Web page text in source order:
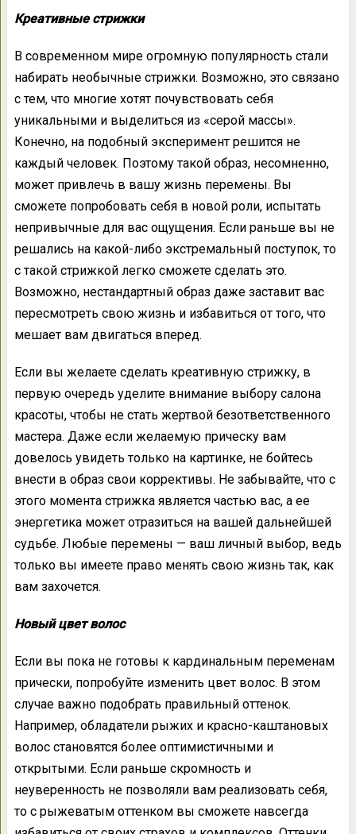
Креативные стрижки
В современном мире огромную популярность стали
набирать необычные стрижки. Возможно, это связано
с тем, что многие хотят почувствовать себя
уникальными и выделиться из «серой массы».
Конечно, на подобный эксперимент решится не
каждый человек. Поэтому такой образ, несомненно,
может привлечь в вашу жизнь перемены. Вы
сможете попробовать себя в новой роли, испытать
непривычные для вас ощущения. Если раньше вы не
решались на какой-либо экстремальный поступок, то
с такой стрижкой легко сможете сделать это.
Возможно, нестандартный образ даже заставит вас
пересмотреть свою жизнь и избавиться от того, что
мешает вам двигаться вперед.
Если вы желаете сделать креативную стрижку, в
первую очередь уделите внимание выбору салона
красоты, чтобы не стать жертвой безответственного
мастера. Даже если желаемую прическу вам
довелось увидеть только на картинке, не бойтесь
внести в образ свои коррективы. Не забывайте, что с
этого момента стрижка является частью вас, а ее
энергетика может отразиться на вашей дальнейшей
судьбе. Любые перемены — ваш личный выбор, ведь
только вы имеете право менять свою жизнь так, как
вам захочется.
Новый цвет волос
Если вы пока не готовы к кардинальным переменам
прически, попробуйте изменить цвет волос. В этом
случае важно подобрать правильный оттенок.
Например, обладатели рыжих и красно-каштановых
волос становятся более оптимистичными и
открытыми. Если раньше скромность и
неуверенность не позволяли вам реализовать себя,
то с рыжеватым оттенком вы сможете навсегда